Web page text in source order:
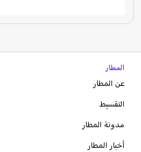
المطار
عن المطار
التقسيط
مدونة المطار
أخبار المطار